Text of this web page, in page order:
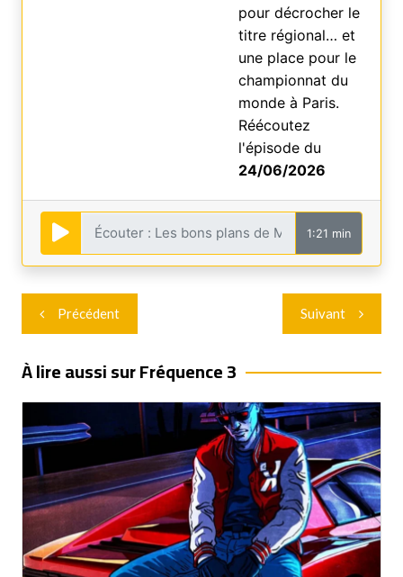
pour décrocher le
titre régional… et
une place pour le
championnat du
monde à Paris.
Réécoutez
l'épisode du
24/06/2026
1:21 min
Navigation
de
l’article
Précédent Suivant
À lire aussi sur Fréquence 3